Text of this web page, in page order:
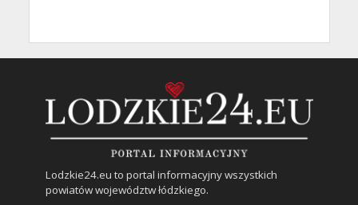
Lodzkie24.eu to portal informacyjny wszystkich
powiatów województw łódzkiego.